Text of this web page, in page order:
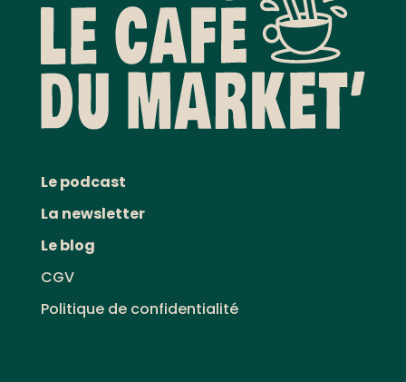
Le podcast
La newsletter
Le blog
CGV
Politique de confidentialité